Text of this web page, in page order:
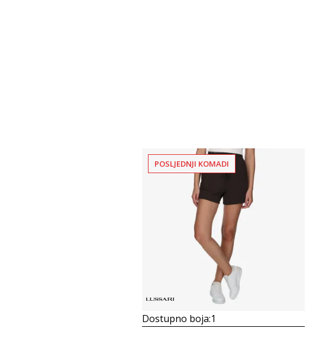
POSLJEDNJI KOMADI
Dostupno boja:1